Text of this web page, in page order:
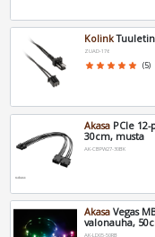
Kolink
ZUAD-176
star star star star star (5)
Akasa PCIe
30cm, musta
AK-CBPW27-30BK
Akasa Vegas
valonauha,